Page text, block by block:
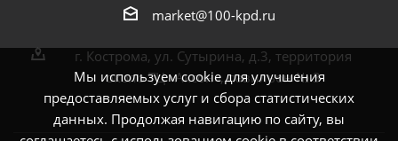
Мы используем cookie для улучшения
предоставляемых услуг и сбора статистических
данных. Продолжая навигацию по сайту, вы
market@100-kpd.ru
г. Кострома, ул. Сутырина, д.3, территория
около ТЦ «Аксон», павильон № 3